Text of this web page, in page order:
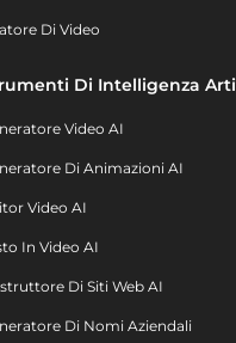
Di Video
Di Intelligenza
Video AI
Di Animazioni AI
Video AI
In Video AI
Di Siti Web AI
Di Nomi Aziendali